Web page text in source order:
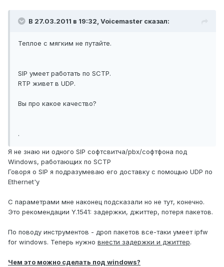
В 27.03.2011 в 19:32, Voicemaster сказал:
Теплое с мягким не путайте.
SIP умеет работать по SCTP.
RTP живет в UDP.
Вы про какое качество?
.
Я не знаю ни одного SIP софтсвитча/pbx/софтфона под
Windows, работающих по SCTP
Говоря о SIP я подразумеваю его доставку с помощью UDP по
Ethernet'у
С параметрами мне наконец подсказали но не тут, конечно.
Это рекомендации Y.1541: задержки, джиттер, потеря пакетов.
По поводу инструментов - дроп пакетов все-таки умеет ipfw
for windows. Теперь нужно внести задержки и джиттер.
Чем это можно сделать под windows?